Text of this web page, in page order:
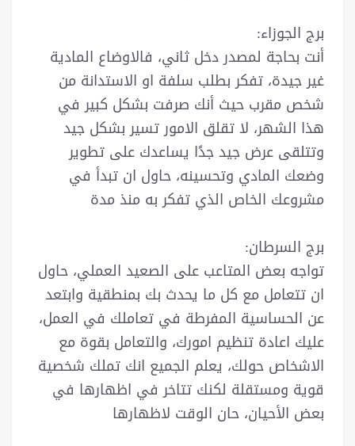
برج الجوزاء:
أنت بحاجة لمصدر دخل ثاني، فالاوضاع المادية
غير جيدة، تفكر بطلب سلفة او الاستدانة من
شخص مقرب حيث أنك صرفت بشكل كبير في
هذا الشهر، لا تقلق الامور تسير بشكل جيد
وتتلقى عرض جيد جدًا يساعدك على تطوير
وضعك المادي وتحسينه، حاول ان تبدأ في
مشروعك الخاص الذي تفكر به منذ مدة
برج السرطان:
تواجه بعض المتاعب على الصعيد العملي، حاول
ان تتعامل مع كل ما يحدث بك بمنطقية وابتعد
عن الحساسية المفرطة في تعاملك في العمل،
عليك اعادة تنظيم امورك، والتعامل بقوة مع
الاشخاص حولك، يعلم الجميع انك تملك شخصية
قوية ومستقلة لكنك تتاخر في اظهارها في
بعض الأحيان، حان الوقت لاظهارها